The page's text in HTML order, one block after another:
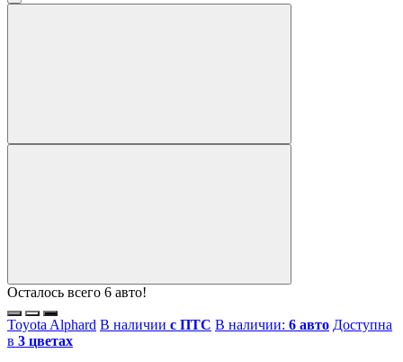
Осталось всего 6 авто!
Toyota Alphard В наличии с ПТС В наличии: 6 авто Доступна
в 3 цветах